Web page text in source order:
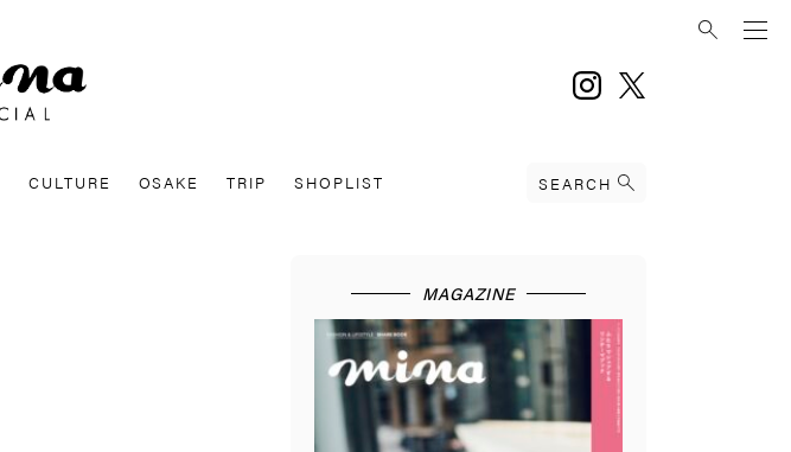
instagram
CULTURE OSAKE TRIP SHOPLIST SEARCH
MAGAZINE